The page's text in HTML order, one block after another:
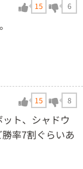
15 6
15 8
ト、シャドウ
率7割ぐらいあ